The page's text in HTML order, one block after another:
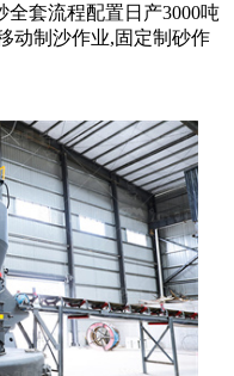
套流程配置日产3000吨
动制沙作业,固定制砂作